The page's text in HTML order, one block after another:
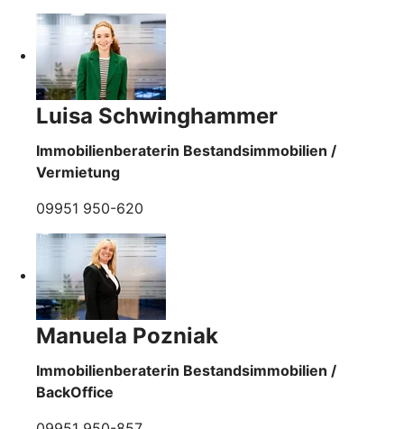
Luisa Schwinghammer
Immobilienberaterin Bestandsimmobilien /
Vermietung
09951 950-620
Manuela Pozniak
Immobilienberaterin Bestandsimmobilien /
BackOffice